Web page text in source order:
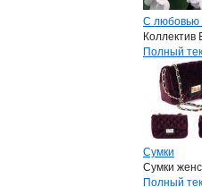
С любовью
Коллектив
Полный
Сумки
Сумки
Полный